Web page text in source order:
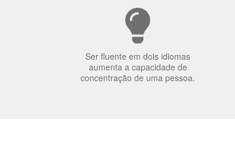
Ser fluente em dois idiomas
aumenta a capacidade de
concentração de uma pessoa.